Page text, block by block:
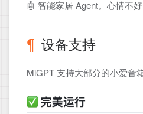
🤖️ 智能家居 Agent。心情不
设备支持
MiGPT 支持大部分的小爱音